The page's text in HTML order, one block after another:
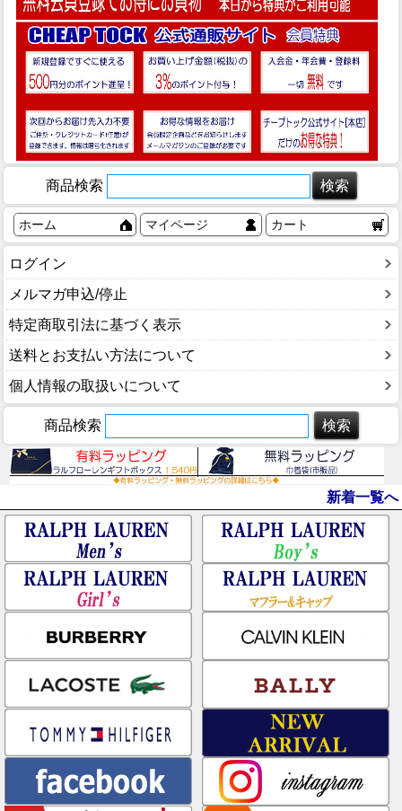
商品検索
ホーム マイページ カート
ログイン
メルマガ申込/停止
特定商取引法に基づく表示
送料とお支払い方法について
個人情報の取扱いについて
商品検索
新着一覧へ